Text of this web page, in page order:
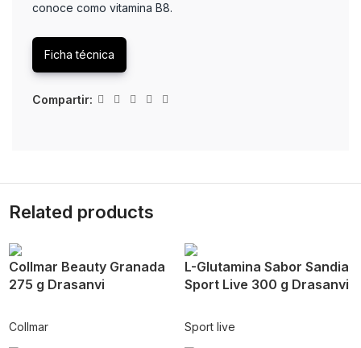
conoce como vitamina B8.
Ficha técnica
Compartir:
Related products
Collmar Beauty Granada
275 g Drasanvi
Collmar
L-Glutamina Sabor Sandia
Sport Live 300 g Drasanvi
Sport live